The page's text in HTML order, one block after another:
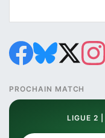
PROCHAIN MATCH
LIGUE 2